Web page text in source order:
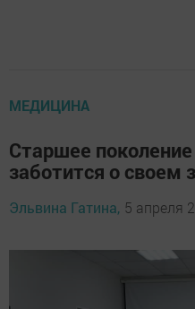
МЕДИЦИНА
Старшее
заботится о своем
Эльвина Гатина, 5 апреля